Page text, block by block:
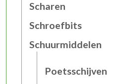
Scharen
Schroefbits
Schuurmiddelen
Poetsschijven